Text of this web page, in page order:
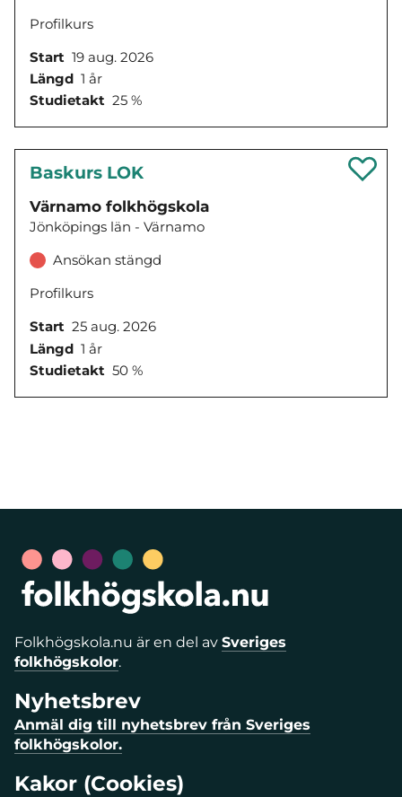
Profilkurs
Start 19 aug. 2026
Längd 1 år
Studietakt 25 %
Baskurs LOK
Värnamo folkhögskola
Jönköpings län - Värnamo
Ansökan stängd
Profilkurs
Start 25 aug. 2026
Längd 1 år
Studietakt 50 %
Folkhögskola.nu är en del av Sveriges
folkhögskolor.
Nyhetsbrev
Anmäl dig till nyhetsbrev från Sveriges
folkhögskolor.
Kakor (Cookies)